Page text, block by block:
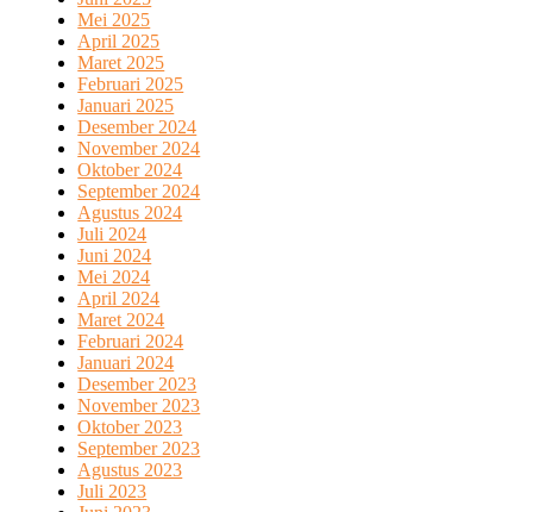
Mei 2025
April 2025
Maret 2025
Februari 2025
Januari 2025
Desember 2024
November 2024
Oktober 2024
September 2024
Agustus 2024
Juli 2024
Juni 2024
Mei 2024
April 2024
Maret 2024
Februari 2024
Januari 2024
Desember 2023
November 2023
Oktober 2023
September 2023
Agustus 2023
Juli 2023